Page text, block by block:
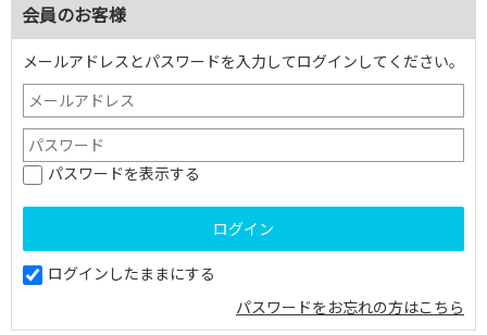
会員のお客様
メールアドレスとパスワードを入力してログインしてください。
パスワードを表示する
ログインしたままにする
パスワードをお忘れの方はこちら